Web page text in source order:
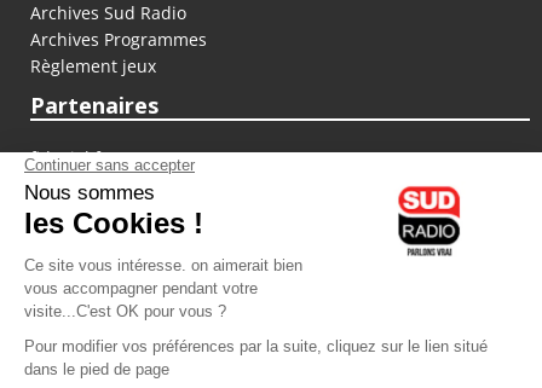
Archives Sud Radio
Archives Programmes
Règlement jeux
Partenaires
fiducial.fr
lyoncapitale.fr
olympique-et-lyonnais.com
L'application Iphone / Android
Téléchargez l'application